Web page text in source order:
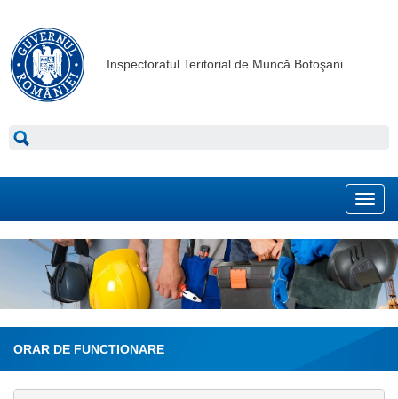
Inspectoratul Teritorial de Muncă Botoşani
ORAR DE FUNCTIONARE